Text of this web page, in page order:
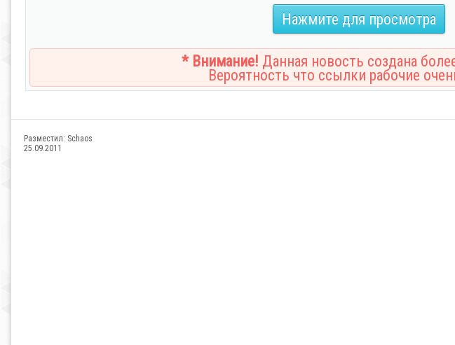
Нажмите для просмотра
* Внимание! Данная новость создана
Вероятность что ссылки рабочие
Разместил: Schaos
25.09.2011